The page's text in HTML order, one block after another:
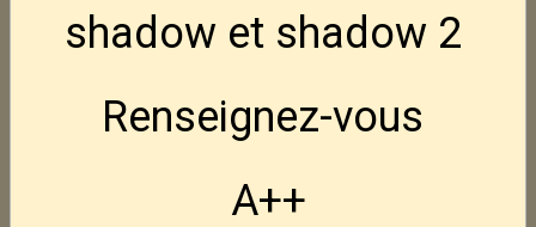
980,00€ TTC
FN Hiper FDE 9x19
shadow et shadow 2
Renseignez-vous
A++